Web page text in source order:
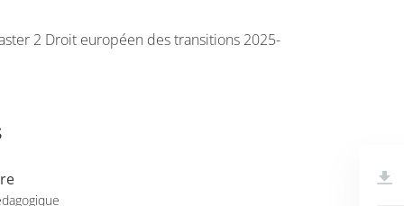
2 Droit européen des transitions 2025-